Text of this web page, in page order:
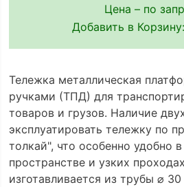
Цена – по
Добавить в Корзину:
Тележка металлическая
ручками (ТПД) для
товаров и грузов. Наличие
эксплуатировать тележку по
толкай", что особенно удобно
пространстве и узких
изготавливается из трубы ⌀